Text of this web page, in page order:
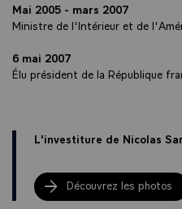
Mai 2005 - mars 2007
Ministre de l'Intérieur et de
6 mai 2007
Élu président de la République
L'investiture de Nicolas
Découvrez les photos